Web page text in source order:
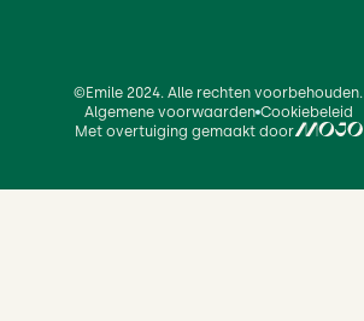
©Emile 2024. Alle rechten voorbehouden.
Algemene voorwaarden Cookiebeleid
Met overtuiging gemaakt door